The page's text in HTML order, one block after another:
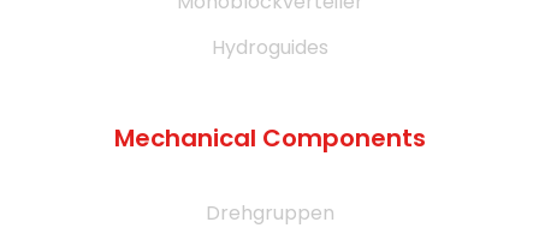
Hydroguides
Mechanical Components
Drehgruppen